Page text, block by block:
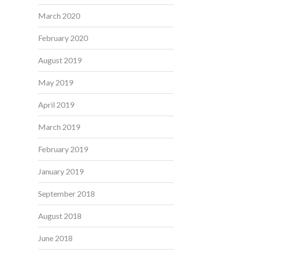
March 2020
February 2020
August 2019
May 2019
April 2019
March 2019
February 2019
January 2019
September 2018
August 2018
June 2018